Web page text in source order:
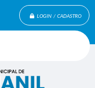
LOGIN / CADASTRO